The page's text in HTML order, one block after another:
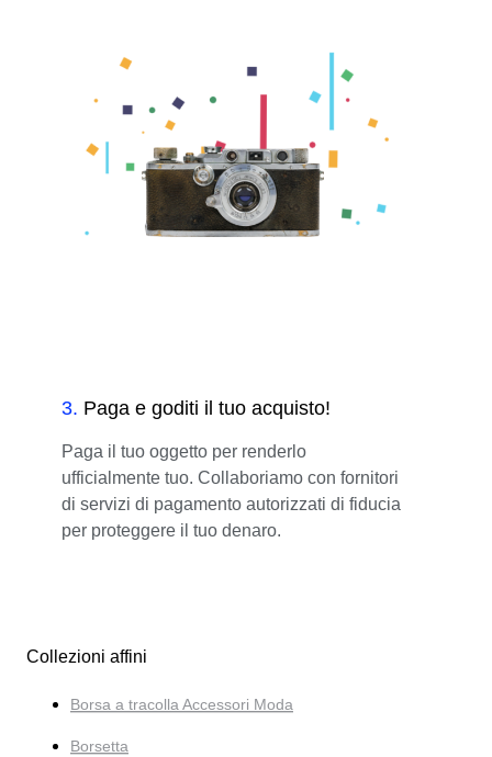
3. Paga e goditi il tuo acquisto!
Paga il tuo oggetto per renderlo
ufficialmente tuo. Collaboriamo con fornitori
di servizi di pagamento autorizzati di fiducia
per proteggere il tuo denaro.
Collezioni affini
Borsa a tracolla Accessori Moda
Borsetta